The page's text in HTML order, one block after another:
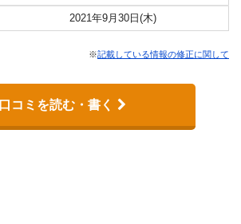
2021年9月30日(木)
※記載している情報の修正に関して
口コミを読む・書く